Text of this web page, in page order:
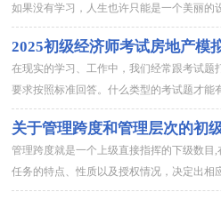
如果没有学习，人生也许只能是一个美丽的
往会事半功倍，否则，只能事劳而无功。下
2025初级经济师考试房地产模
在现实的学习、工作中，我们经常跟考试题
要求按照标准回答。什么类型的考试题才能
整理的2025初级经济师考试房地产模拟试题
关于管理跨度和管理层次的初
管理跨度就是一个上级直接指挥的下级数目
任务的特点、性质以及授权情况，决定出相
权限的纵向结构,管理跨度是指管理权限的